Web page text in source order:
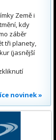
Země i
kdy
záběr
tři planety,
(jasnější
novinek »